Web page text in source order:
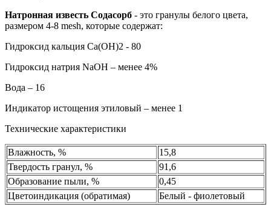
Натронная известь Содасорб - это гранулы белого цвета,
размером 4-8 mesh, которые содержат:
Гидроксид кальция Са(ОН)2 - 80
Гидроксид натрия NaOH – менее 4%
Вода – 16
Индикатор истощения этиловый – менее 1
Технические характеристики
Влажность, %
15,8
Твердость гранул, %
91,6
Образование пыли, %
0,45
Цветоиндикация (обратимая)
Белый - фиолетовый